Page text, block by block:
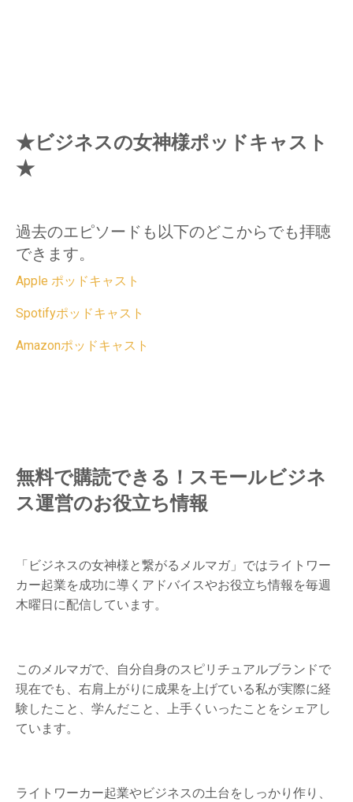
★ビジネスの女神様ポッドキャスト
★
過去のエピソードも以下のどこからでも拝聴
できます。
Apple ポッドキャスト
Spotifyポッドキャスト
Amazonポッドキャスト
無料で購読できる！スモールビジネ
ス運営のお役立ち情報
「ビジネスの女神様と繋がるメルマガ」ではライトワー
カー起業を成功に導くアドバイスやお役立ち情報を毎週
木曜日に配信しています。
このメルマガで、自分自身のスピリチュアルブランドで
現在でも、右肩上がりに成果を上げている私が実際に経
験したこと、学んだこと、上手くいったことをシェアし
ています。
ライトワーカー起業やビジネスの土台をしっかり作り、